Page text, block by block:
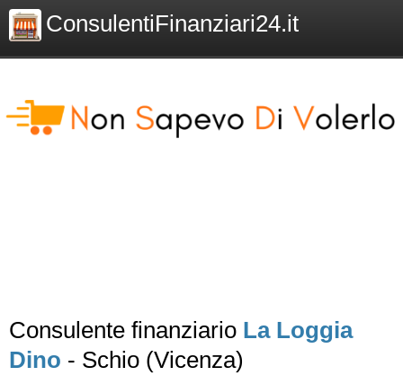
ConsulentiFinanziari24.it
Consulente finanziario La Loggia
Dino - Schio (Vicenza)